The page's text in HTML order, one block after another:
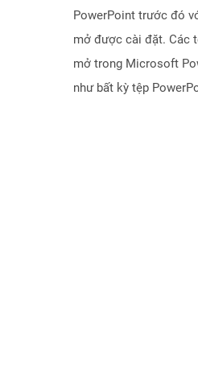
PowerPoint trước đó
mở được cài đặt. Các
mở trong Microsoft
như bất kỳ tệp